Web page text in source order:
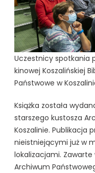
Uczestnicy spotkania
kinowej Koszalińskiej
Państwowe w
Książka została
starszego kustosza
Koszalinie. Publikacja
nieistniejącymi już w
lokalizacjami.
Archiwum